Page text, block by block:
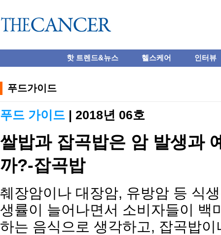
핫 트렌드&뉴스 헬스케어 인터뷰
푸드가이드
푸드 가이드 | 2018년 06호
쌀밥과 잡곡밥은 암 발생과
까?-잡곡밥
췌장암이나 대장암, 유방암 등 식
생률이 늘어나면서 소비자들이 백
하는 음식으로 생각하고, 잡곡밥